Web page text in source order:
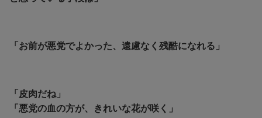
「お前が悪党でよかった、遠慮なく残酷になれる」
「皮肉だね」
「悪党の血の方が、きれいな花が咲く」